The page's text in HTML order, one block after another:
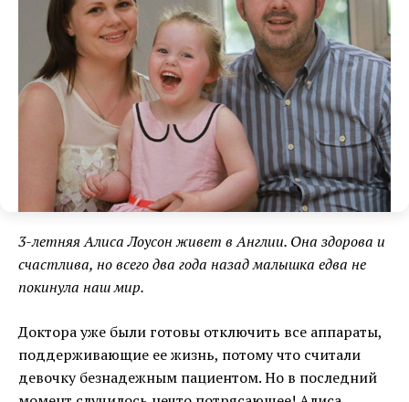
3-летняя Алиса Лоусон живет в Англии. Она здорова и
счастлива, но всего два года назад малышка едва не
покинула наш мир.
Доктора уже были готовы отключить все аппараты,
поддерживающие ее жизнь, потому что считали
девочку безнадежным пациентом. Но в последний